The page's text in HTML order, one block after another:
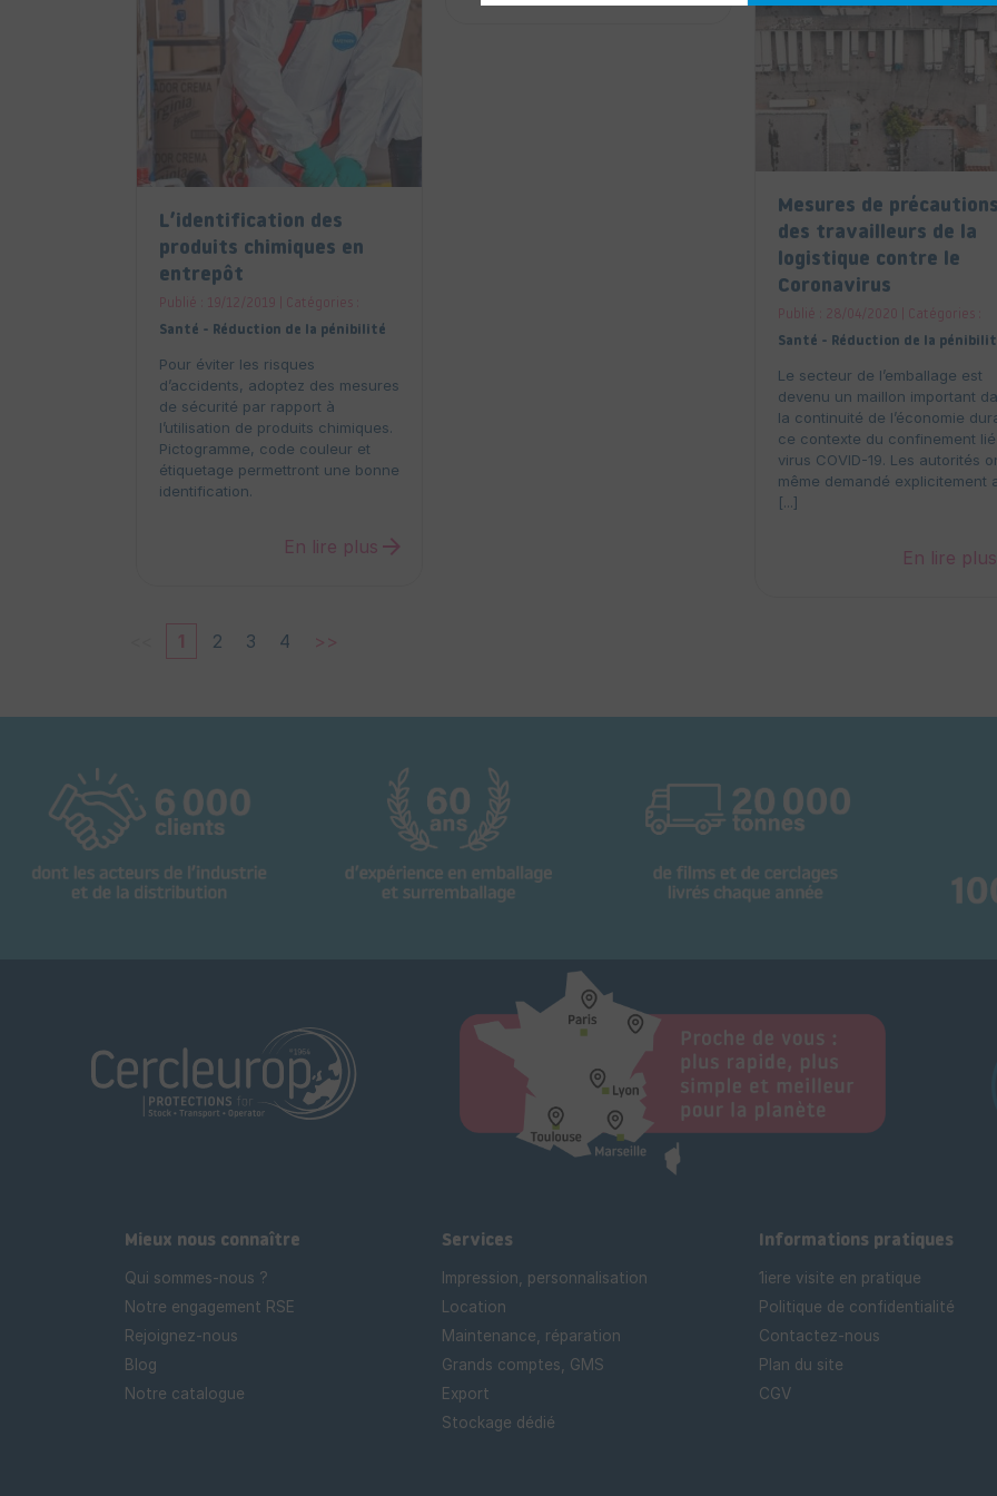
Mesures de précautions
des travailleurs de la
logistique contre le
Coronavirus
Publié : 28/04/2020 | Catégories :
Santé - Réduction de la
Le secteur de l’emballage est
devenu un maillon important
la continuité de l’économie
ce contexte du confinement
virus COVID-19. Les autorités
même demandé explicitement
[...]
En lire plus
L’identification des
produits chimiques en
entrepôt
Publié : 19/12/2019 | Catégories :
Santé - Réduction de la pénibilité
Pour éviter les risques
d’accidents, adoptez des mesures
de sécurité par rapport à
l’utilisation de produits chimiques.
Pictogramme, code couleur et
étiquetage permettront une bonne
identification.
En lire plus arrow_forward
1 2 3 4 >>
Mieux nous connaître
Qui sommes-nous ?
Notre engagement RSE
Rejoignez-nous
Blog
Notre catalogue
Services
Impression, personnalisation
Location
Maintenance, réparation
Grands comptes, GMS
Export
Stockage dédié
Informations pratiques
1iere visite en pratique
Politique de confidentialité
Contactez-nous
Plan du site
CGV